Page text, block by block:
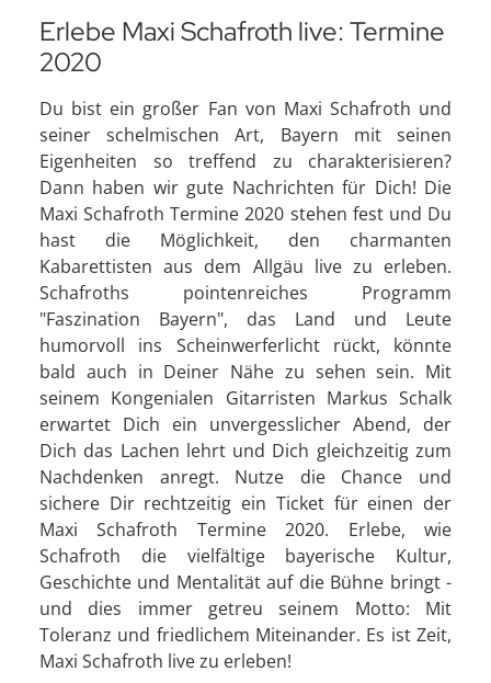
Erlebe Maxi Schafroth live: Termine
2020
Du bist ein großer Fan von Maxi Schafroth und
seiner schelmischen Art, Bayern mit seinen
Eigenheiten so treffend zu charakterisieren?
Dann haben wir gute Nachrichten für Dich! Die
Maxi Schafroth Termine 2020 stehen fest und Du
hast die Möglichkeit, den charmanten
Kabarettisten aus dem Allgäu live zu erleben.
Schafroths pointenreiches Programm
"Faszination Bayern", das Land und Leute
humorvoll ins Scheinwerferlicht rückt, könnte
bald auch in Deiner Nähe zu sehen sein. Mit
seinem Kongenialen Gitarristen Markus Schalk
erwartet Dich ein unvergesslicher Abend, der
Dich das Lachen lehrt und Dich gleichzeitig zum
Nachdenken anregt. Nutze die Chance und
sichere Dir rechtzeitig ein Ticket für einen der
Maxi Schafroth Termine 2020. Erlebe, wie
Schafroth die vielfältige bayerische Kultur,
Geschichte und Mentalität auf die Bühne bringt -
und dies immer getreu seinem Motto: Mit
Toleranz und friedlichem Miteinander. Es ist Zeit,
Maxi Schafroth live zu erleben!